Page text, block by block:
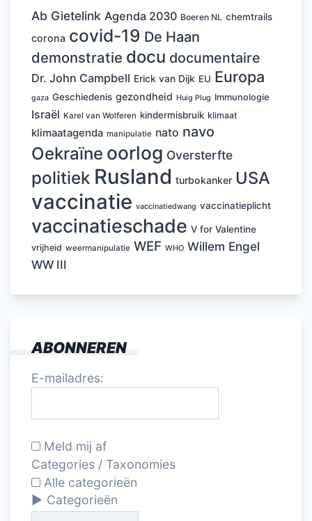
Ab Gietelink Agenda 2030 Boeren NL chemtrails
corona covid-19 De Haan
demonstratie docu documentaire
Dr. John Campbell Erick van Dijk EU Europa
gaza Geschiedenis gezondheid Huig Plug Immunologie
Israël Karel van Wolferen kindermisbruik klimaat
klimaatagenda manipulatie nato navo
Oekraïne oorlog Oversterfte
politiek Rusland turbokanker USA
vaccinatie vaccinatiedwang vaccinatieplicht
vaccinatieschade V for Valentine
vrijheid weermanipulatie WEF WHO Willem Engel
WW III
ABONNEREN
E-mailadres:
Meld mij af
Categories / Taxonomies
Alle categorieën
Categorieën